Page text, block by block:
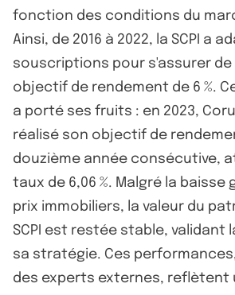
fonction des conditions du
Ainsi, de 2016 à 2022, la SCPI a
souscriptions pour s'assurer
objectif de rendement de 6 %.
a porté ses fruits : en 2023,
réalisé son objectif de
douzième année consécutive,
taux de 6,06 %. Malgré la baisse
prix immobiliers, la valeur du
SCPI est restée stable, validant
sa stratégie. Ces
des experts externes, reflètent